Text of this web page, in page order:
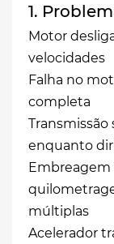
1.
Motor
velocidades
Falha no
completa
enquanto
Embreagem
múltiplas
Acelerador